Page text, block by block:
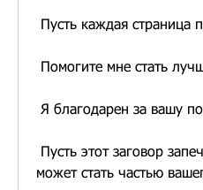
Пусть каждая страница
Помогите мне стать
Я благодарен за вашу
может стать частью